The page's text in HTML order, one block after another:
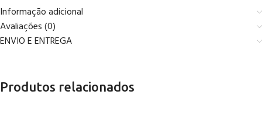
Informação adicional
Avaliações (0)
ENVIO E ENTREGA
Produtos relacionados